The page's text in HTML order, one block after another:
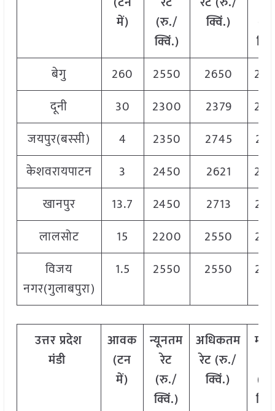
में)
(रु./
क्विं.)
क्विं.)
बेगु
260 2550 2650
दूनी
30 2300 2379
जयपुर(बस्सी)
4 2350 2745
केशवरायपाटन
3 2450 2621
खानपुर
13.7 2450 2713
लालसोट
15 2200 2550
विजय
नगर(गुलाबपुरा)
1.5 2550 2550
उत्तरप्रदेश
मंडी
आवक
(टन
में)
न्यूनतम
रेट
(रु./
क्विं.)
अधिकतम
रेट (रु./
क्विं.)
(